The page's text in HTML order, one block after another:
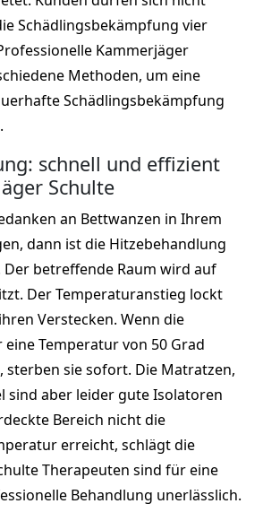
Schädlingsbekämpfung vier
Kammerjäger
Methoden, um eine
Schädlingsbekämpfung
schnell und effizient
Schulte
an Bettwanzen in Ihrem
dann ist die Hitzebehandlung
betreffende Raum wird auf
Der Temperaturanstieg lockt
Verstecken. Wenn die
Temperatur von 50 Grad
sterben sie sofort. Die Matratzen,
sind aber leider gute Isolatoren
Bereich nicht die
erreicht, schlägt die
Therapeuten sind für eine
Behandlung unerlässlich.